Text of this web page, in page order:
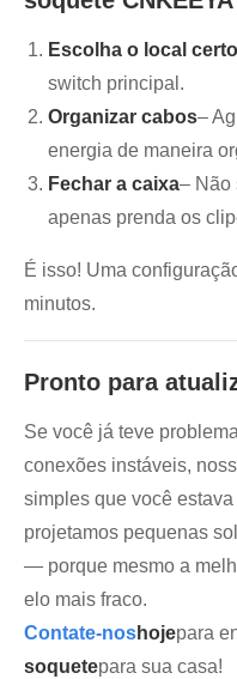
Escolha o local certo
switch principal.
Organizar cabos–
energia de maneira
Fechar a caixa– Não
apenas prenda os
É isso! Uma
minutos.
Pronto para
Se você já teve
conexões instáveis,
simples que você
projetamos pequenas
— porque mesmo a
elo mais fraco.
Contate-noshojepara
soquetepara sua casa!